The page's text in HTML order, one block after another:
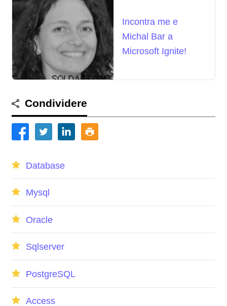
Incontra me e
Michal Bar a
Microsoft Ignite!
Condividere
Database
Mysql
Oracle
Sqlserver
PostgreSQL
Access